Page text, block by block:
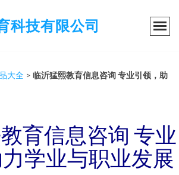
科技有限公司
大全 > 临沂猛熙教育信息咨询 专业引领，助
育信息咨询 专业
学业与职业发展